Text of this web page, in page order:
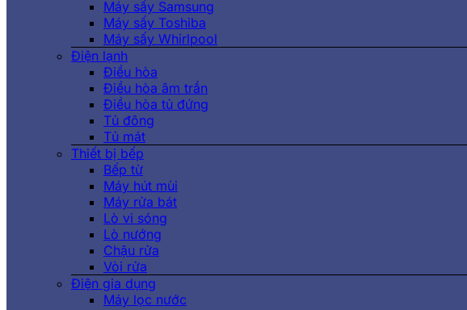
Máy sấy Samsung
Máy sấy Toshiba
Máy sấy Whirlpool
Điện lạnh
Điều hòa
Điều hòa âm trần
Điều hòa tủ đứng
Tủ đông
Tủ mát
Thiết bị bếp
Bếp từ
Máy hút mùi
Máy rửa bát
Lò vi sóng
Lò nướng
Chậu rửa
Vòi rửa
Điện gia dụng
Máy lọc nước